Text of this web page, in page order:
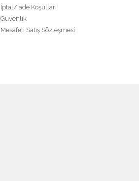
İptal/İade Koşulları
Güvenlik
Mesafeli Satış Sözleşmesi